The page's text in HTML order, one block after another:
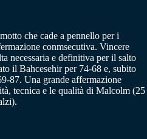
che cade a pennello per i
conmsecutiva. Vincere
necessaria e definitiva per il salto
il Bahcesehir per 74-68 e, subito
87. Una grande affermazione
tecnica e le qualità di Malcolm (25